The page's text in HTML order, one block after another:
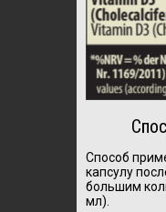
Способ
капсулу
большим
мл).